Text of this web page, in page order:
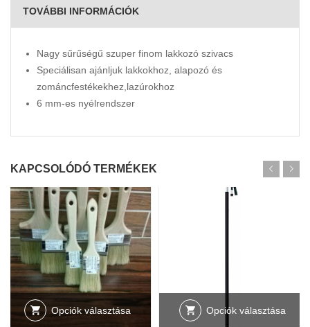
TOVÁBBI INFORMÁCIÓK
Nagy sűrűségű szuper finom lakkozó szivacs
Speciálisan ajánljuk lakkokhoz, alapozó és
zománcfestékekhez,lazúrokhoz
6 mm-es nyélrendszer
KAPCSOLÓDÓ TERMÉKEK
Opciók választása Opciók választása